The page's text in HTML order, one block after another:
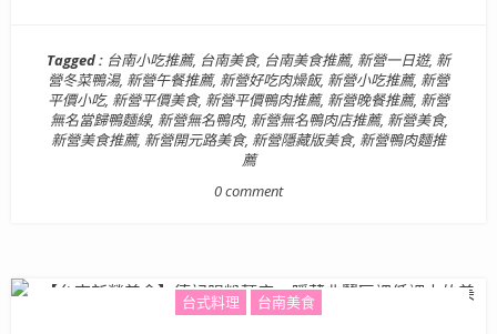
Tagged : 台南小吃推薦, 台南美食, 台南美食推薦, 新營一日遊, 新
營冬菜鴨湯, 新營午餐推薦, 新營好吃肉燥飯, 新營小吃推薦, 新營
平價小吃, 新營平價美食, 新營平價鴨肉推薦, 新營晚餐推薦, 新營
無名當歸鴨麵線, 新營無名鴨肉, 新營無名鴨肉店推薦, 新營美食,
新營美食推薦, 新營開元路美食, 新營隱藏版美食, 新營鴨肉麵推
薦
0 comment
台式料理 台南美食